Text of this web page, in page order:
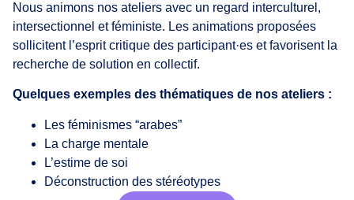
Nous animons nos ateliers avec un regard interculturel,
intersectionnel et féministe. Les animations proposées
sollicitent l’esprit critique des participant·es et favorisent la
recherche de solution en collectif.
Quelques exemples des thématiques de nos ateliers :
Les féminismes “arabes”
La charge mentale
L’estime de soi
Déconstruction des stéréotypes